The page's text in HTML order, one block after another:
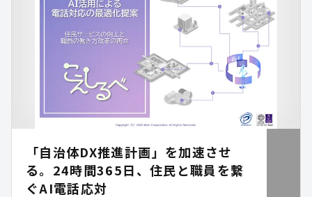
「自治体DX推進計画」を加速させ
る。24時間365日、住民と職員を繋
ぐAI電話応対